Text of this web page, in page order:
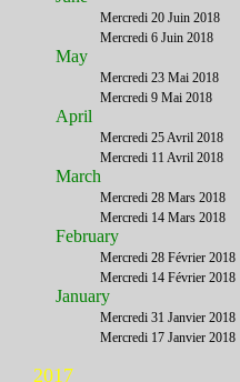
Mercredi 20 Juin 2018
Mercredi 6 Juin 2018
May
Mercredi 23 Mai 2018
Mercredi 9 Mai 2018
April
Mercredi 25 Avril 2018
Mercredi 11 Avril 2018
March
Mercredi 28 Mars 2018
Mercredi 14 Mars 2018
February
Mercredi 28 Février 2018
Mercredi 14 Février 2018
January
Mercredi 31 Janvier 2018
Mercredi 17 Janvier 2018
2017